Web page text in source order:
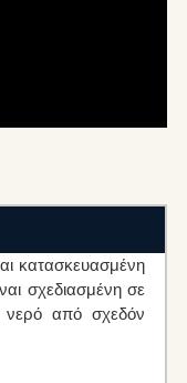
κατασκευασμένη
σχεδιασμένη σε
από σχεδόν